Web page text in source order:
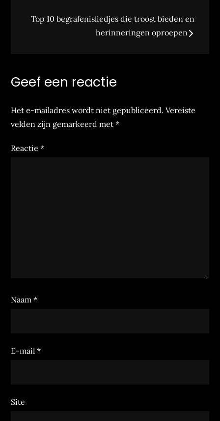
Top 10 begrafenisliedjes die troost bieden en
herinneringen oproepen
Geef een reactie
Het e-mailadres wordt niet gepubliceerd. Vereiste
velden zijn gemarkeerd met*
Reactie*
Naam*
E-mail*
Site